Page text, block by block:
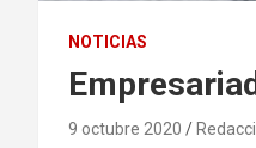
NOTICIAS
9 octubre 2020